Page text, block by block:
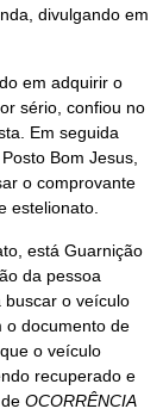
divulgando em
em adquirir o
sério, confiou no
Em seguida
Bom Jesus,
o comprovante
estelionato.
está Guarnição
da pessoa
buscar o veículo
o documento de
o veículo
recuperado e
OCORRÊNCIA